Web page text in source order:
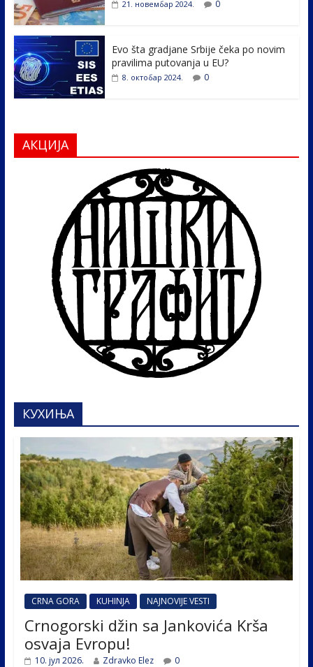
21. новембар 2024. 0
Evo šta gradjane Srbije čeka po novim
pravilima putovanja u EU?
8. октобар 2024. 0
АКЦИЈА
КУХИЊА
CRNA GORA KUHINJA NAJNOVIJE VESTI
Crnogorski džin sa Jankovića Krša
osvaja Evropu!
10. јул 2026. Zdravko Elez 0